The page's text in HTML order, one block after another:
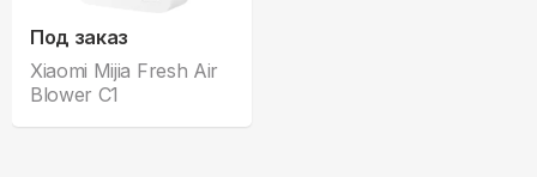
Под заказ
Xiaomi Mijia Fresh Air
Blower C1